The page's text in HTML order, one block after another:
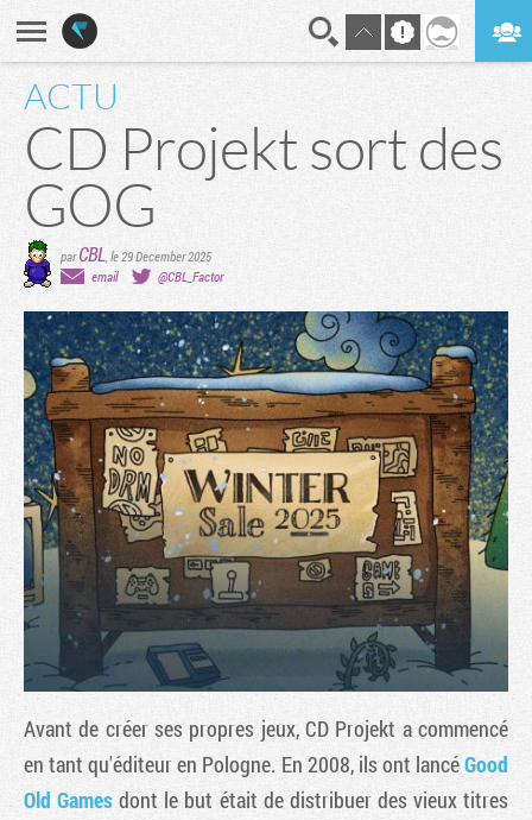
ACTU
CD Projekt sort des
GOG
parCBL le 29 December 2025
email
@CBL_Factor
Avant de créer ses propres jeux, CD Projekt a commencé
en tant qu'éditeur en Pologne. En 2008, ils ont lancéGood
Old Games dont le but était de distribuer des vieux titres